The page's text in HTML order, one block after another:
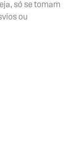
só se tomam
ou